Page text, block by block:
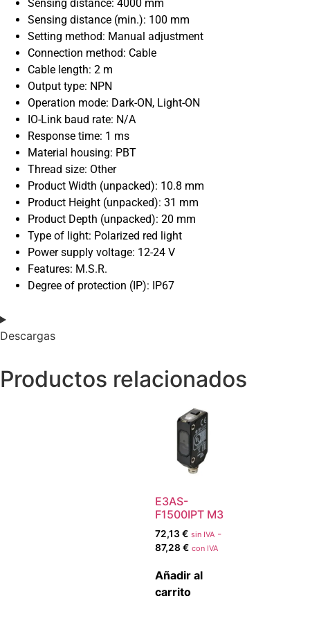
Sensing distance: 4000 mm
Sensing distance (min.): 100 mm
Setting method: Manual adjustment
Connection method: Cable
Cable length: 2 m
Output type: NPN
Operation mode: Dark-ON, Light-ON
IO-Link baud rate: N/A
Response time: 1 ms
Material housing: PBT
Thread size: Other
Product Width (unpacked): 10.8 mm
Product Height (unpacked): 31 mm
Product Depth (unpacked): 20 mm
Type of light: Polarized red light
Power supply voltage: 12-24 V
Features: M.S.R.
Degree of protection (IP): IP67
Descargas
Productos relacionados
E3AS-
F1500IPT M3
72,13 € sin IVA -
87,28 € con IVA
Añadir al
carrito